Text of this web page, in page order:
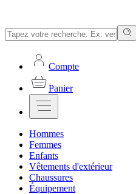
Compte
Panier
Hommes
Femmes
Enfants
Vêtements d'extérieur
Chaussures
Équipement